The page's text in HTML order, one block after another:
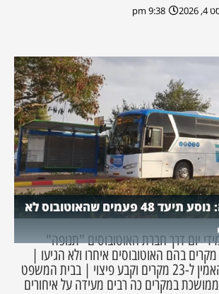
2026
9:38 pm
שערוריית תנופה: נוסע תיעד 48 פעמים שהאוטובוס לא
יום דרך חברת האוטובוסים "תנופה"
לירושלים, תיעד 48 מקרים בהם האוטובוסים איחרו ולא הגיעו |
הוא תבע, השופט האמין ל-23 מקרים וקבע פיצוי | בבית המשפט
במקרים כה רבים מעידה על איחורים